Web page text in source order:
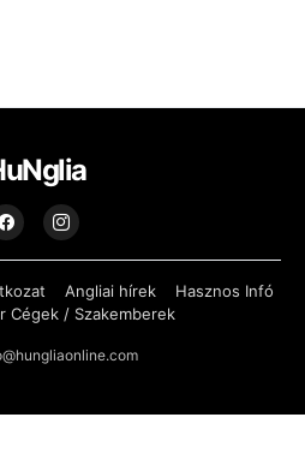
Angliai hírek
Hasznos Infó
Cégek / Szakemberek